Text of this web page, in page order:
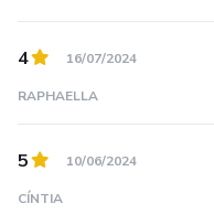
4 16/07/2024
RAPHAELLA
5 10/06/2024
CÍNTIA